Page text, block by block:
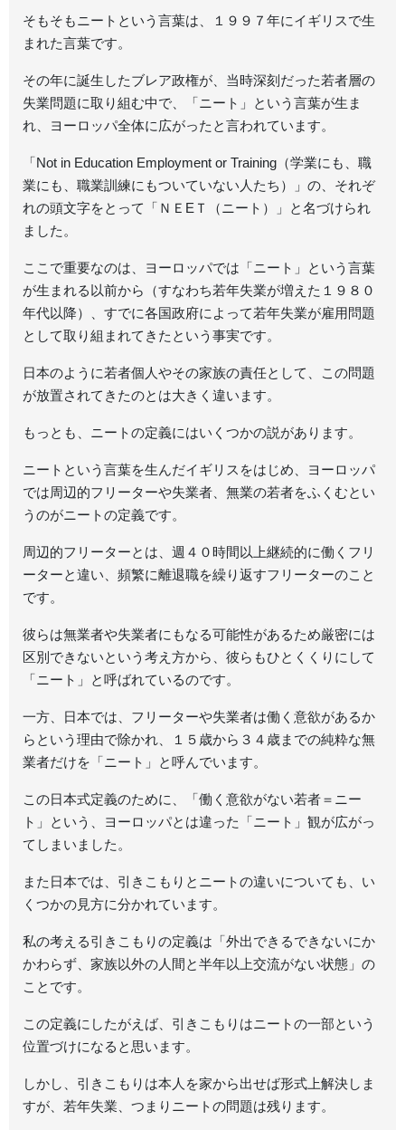
そもそもニートという言葉は、１９９７年にイギリスで生
まれた言葉です。
その年に誕生したブレア政権が、当時深刻だった若者層の
失業問題に取り組む中で、「ニート」という言葉が生ま
れ、ヨーロッパ全体に広がったと言われています。
「Not in Education Employment or Training（学業にも、職
業にも、職業訓練にもついていない人たち）」の、それぞ
れの頭文字をとって「ＮＥEＴ（ニート）」と名づけられ
ました。
ここで重要なのは、ヨーロッパでは「ニート」という言葉
が生まれる以前から（すなわち若年失業が増えた１９８０
年代以降）、すでに各国政府によって若年失業が雇用問題
として取り組まれてきたという事実です。
日本のように若者個人やその家族の責任として、この問題
が放置されてきたのとは大きく違います。
もっとも、ニートの定義にはいくつかの説があります。
ニートという言葉を生んだイギリスをはじめ、ヨーロッパ
では周辺的フリーターや失業者、無業の若者をふくむとい
うのがニートの定義です。
周辺的フリーターとは、週４０時間以上継続的に働くフリ
ーターと違い、頻繁に離退職を繰り返すフリーターのこと
です。
彼らは無業者や失業者にもなる可能性があるため厳密には
区別できないという考え方から、彼らもひとくくりにして
「ニート」と呼ばれているのです。
一方、日本では、フリーターや失業者は働く意欲があるか
らという理由で除かれ、１５歳から３４歳までの純粋な無
業者だけを「ニート」と呼んでいます。
この日本式定義のために、「働く意欲がない若者＝ニー
ト」という、ヨーロッパとは違った「ニート」観が広がっ
てしまいました。
また日本では、引きこもりとニートの違いについても、い
くつかの見方に分かれています。
私の考える引きこもりの定義は「外出できるできないにか
かわらず、家族以外の人間と半年以上交流がない状態」の
ことです。
この定義にしたがえば、引きこもりはニートの一部という
位置づけになると思います。
しかし、引きこもりは本人を家から出せば形式上解決しま
すが、若年失業、つまりニートの問題は残ります。